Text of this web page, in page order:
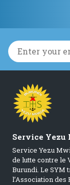
Service Yezu
Service Yezu
de lutte contre le
Burundi. Le SYM
l’Association des